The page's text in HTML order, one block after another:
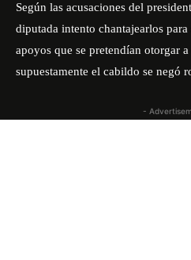
Según las acusaciones del
diputada intento chantajearlos
apoyos que se pretendían otorgar
supuestamente el cabildo se negó
-